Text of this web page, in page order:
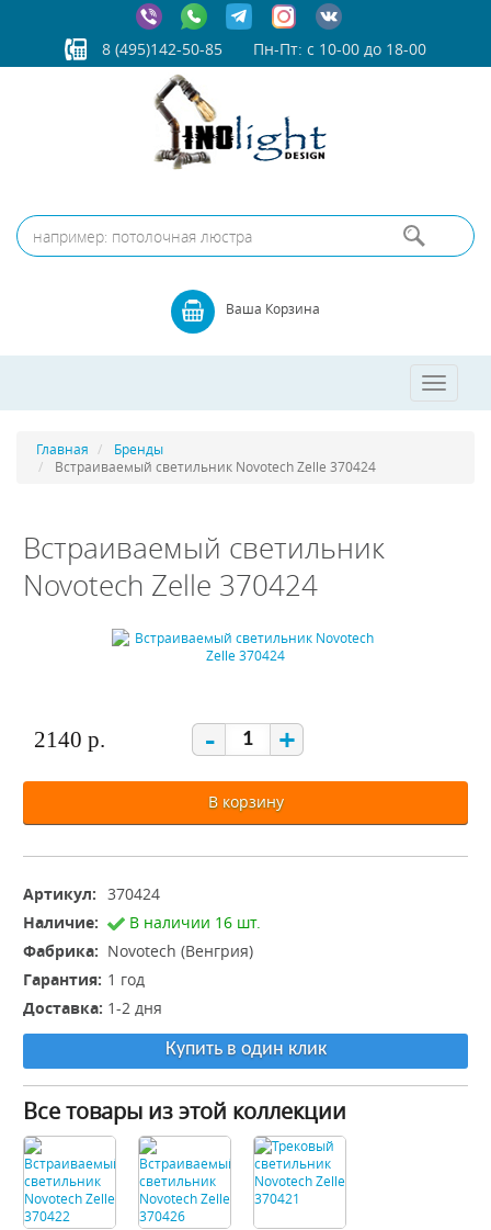
8 (495)142-50-85 Пн-Пт: с 10-00 до 18-00
Ваша Корзина
Toggle
Главная
Бренды
Встраиваемый светильник Novotech Zelle 370424
Встраиваемый светильник
Novotech Zelle 370424
2140 р. - +
В корзину
Артикул: 370424
Наличие:
В наличии 16 шт.
Фабрика: Novotech (Венгрия)
Гарантия: 1 год
Доставка: 1-2 дня
Купить в один клик
Все товары из этой коллекции